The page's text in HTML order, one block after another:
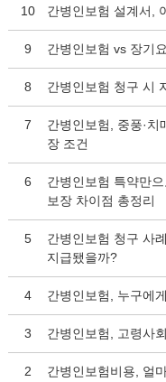
10 간병인보험 설계서,
9 간병인보험 vs 장기
8 간병인보험 청구 시
7
간병인보험, 중풍·치
장 조건
6
간병인보험 특약만
보장 차이점 총정리
5
간병인보험 청구 사
지급됐을까?
4 간병인보험, 누구에
3 간병인보험, 고령사
2
간병인보험비용, 얼